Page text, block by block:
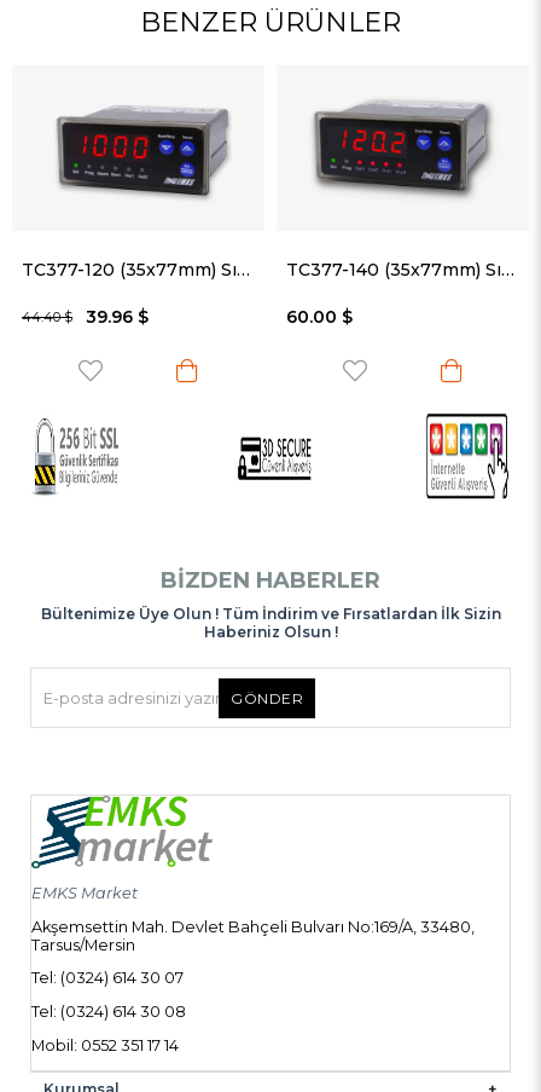
BENZER ÜRÜNLER
TC377-120 (35x77mm) Sıcaklık Kontrol Cihazı
$
TC377-140 (35x77mm) Sıcaklık Kontrol Cihazı
BIZDEN HABERLER
Bültenimize Üye Olun ! Tüm İndirim ve Fırsatlardan İlk Sizin
Haberiniz Olsun !
GÖNDER
EMKS Market
Akşemsettin Mah. Devlet Bahçeli Bulvarı No:169/A, 33480,
Tarsus/Mersin
Tel: (0324) 614 30 07
Tel: (0324) 614 30 08
Mobil: 0552 351 17 14